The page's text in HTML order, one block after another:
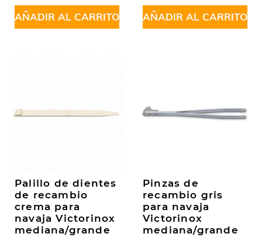
AÑADIR AL CARRITO AÑADIR AL CARRITO
Palillo de dientes
de recambio
crema para
navaja Victorinox
mediana/grande
Pinzas de
recambio gris
para navaja
Victorinox
mediana/grande